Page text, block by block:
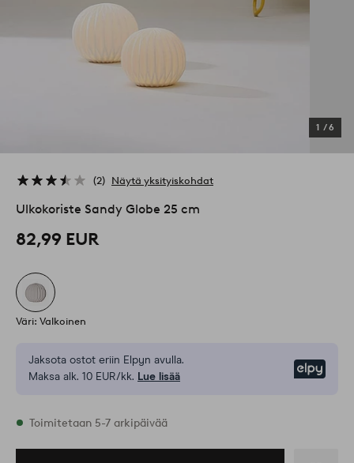
1 /6
2 Näytä yksityiskohdat
Ulkokoriste Sandy Globe 25 cm
82,99 EUR
Väri: Valkoinen
Jaksota ostot eriin Elpyn avulla.
Maksa alk. 10 EUR/kk. Lue lisää
Varastossa
Toimitetaan 5-7 arkipäivää